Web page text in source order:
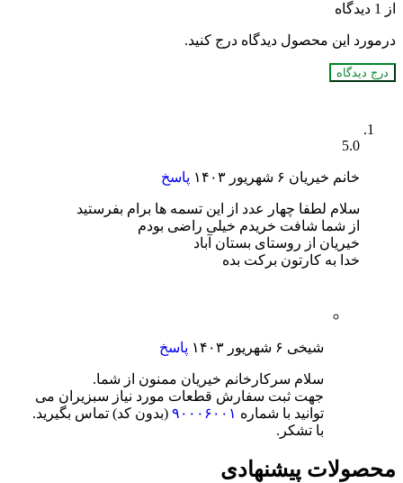
از 1 دیدگاه
درمورد این محصول دیدگاه درج کنید.
درج دیدگاه
5.0
خانم خیریان ۶ شهریور ۱۴۰۳ پاسخ
سلام لطفا چهار عدد از این تسمه ها برام بفرستید
از شما شافت خریدم خیلی راضی بودم
خیریان از روستای بستان آباد
خدا به کارتون برکت بده
شیخی ۶ شهریور ۱۴۰۳ پاسخ
سلام سرکارخانم خیریان ممنون از شما.
جهت ثبت سفارش قطعات مورد نیاز سبزیران می
توانید با شماره ۹۰۰۰۶۰۰۱ (بدون کد) تماس بگیرید.
با تشکر.
محصولات پیشنهادی